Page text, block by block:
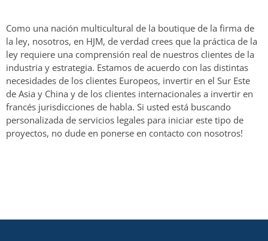
Como una nación multicultural de la boutique de la firma de
la ley, nosotros, en HJM, de verdad crees que la práctica de la
ley requiere una comprensión real de nuestros clientes de la
industria y estrategia. Estamos de acuerdo con las distintas
necesidades de los clientes Europeos, invertir en el Sur Este
de Asia y China y de los clientes internacionales a invertir en
francés jurisdicciones de habla. Si usted está buscando
personalizada de servicios legales para iniciar este tipo de
proyectos, no dude en ponerse en contacto con nosotros!